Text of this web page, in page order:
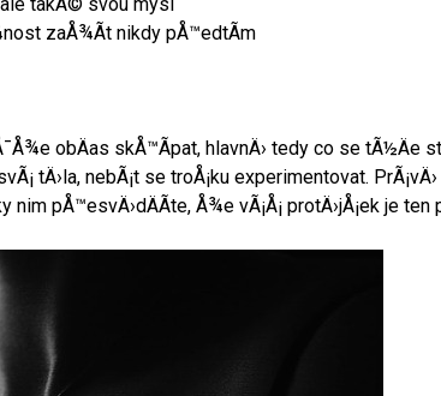
zaÅ¾Ã­t nikdy pÅ™edtÃ­m
obÄas skÅ™Ã­pat, hlavnÄ› tedy co se tÃ½Äe
tÄ›la, nebÃ¡t se troÅ¡ku experimentovat.
pÅ™esvÄ›dÄÃ­te, Å¾e vÃ¡Å¡ protÄ›jÅ¡ek je ten